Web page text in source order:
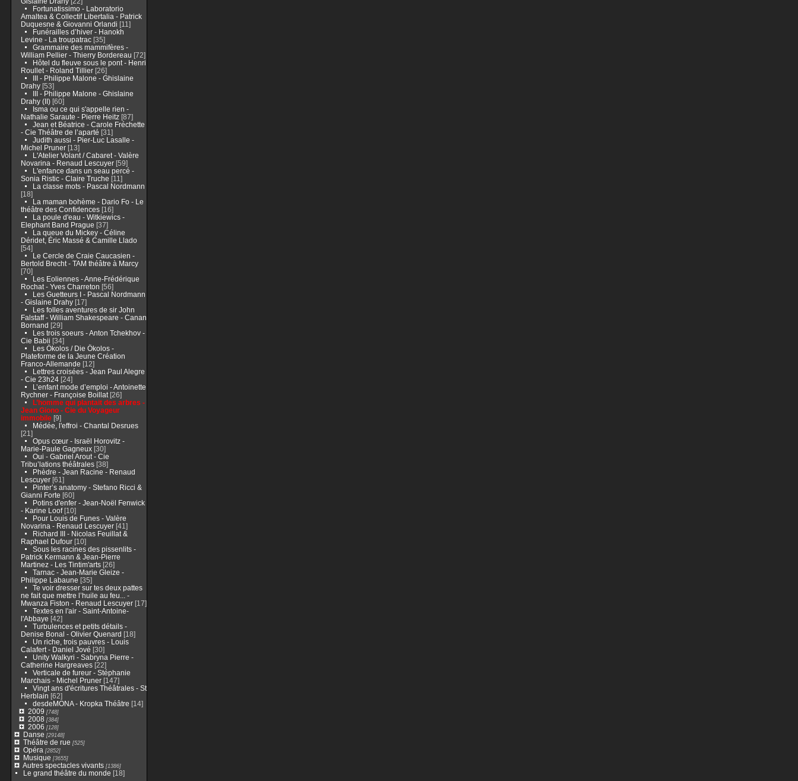
Fortunatissimo - Laboratorio
Amaltea & Collectif Libertalia - Patrick
Duquesne & Giovanni Orlandi [11]
Funérailles d’hiver - Hanokh
Levine - La troupatrac [35]
Grammaire des mammifères -
William Pellier - Thierry Bordereau [72]
Hôtel du fleuve sous le pont - Henri
Roullet - Roland Tillier[26]
III - Philippe Malone - Ghislaine
Drahy[53]
III - Philippe Malone - Ghislaine
Drahy (II)[60]
Isma ou ce qui s'appelle rien -
Nathalie Saraute - Pierre Heitz[87]
Jean et Béatrice - Carole Fréchette
- Cie Théâtre de l’aparté [31]
Judith aussi - Pier-Luc Lasalle -
Michel Pruner[13]
L'Atelier Volant / Cabaret - Valère
Novarina - Renaud Lescuyer[59]
L'enfance dans un seau percé -
Sonia Ristic - Claire Truche [11]
La classe mots - Pascal Nordmann
[18]
La maman bohème - Dario Fo - Le
théâtre des Confidences[16]
La poule d'eau - Witkiewics -
Elephant Band Prague [37]
La queue du Mickey - Céline
Déridet, Éric Massé & Camille Llado
[54]
Le Cercle de Craie Caucasien -
Bertold Brecht - TAM théâtre à Marcy
[70]
Les Eoliennes - Anne-Frédérique
Rochat - Yves Charreton [56]
Les Guetteurs I - Pascal Nordmann
- Gislaine Drahy[17]
Les folles aventures de sir John
Falstaff - William Shakespeare - Canan
Bornand [29]
Les trois soeurs - Anton Tchekhov -
Cie Babii [34]
Les Ökolos / Die Ökolos -
Plateforme de la Jeune Création
Franco-Allemande [12]
Lettres croisées - Jean Paul Alegre
- Cie 23h24[24]
L’enfant mode d’emploi - Antoinette
Rychner - Françoise Boillat[26]
L’homme qui plantait des arbres -
Jean Giono - Cie du Voyageur
immobile[9]
Médée, l'effroi - Chantal Desrues
[21]
Opus cœur - Israël Horovitz -
Marie-Paule Gagneux[30]
Oui - Gabriel Arout - Cie
Tribu’lations théâtrales[38]
Phèdre - Jean Racine - Renaud
Lescuyer[61]
Pinter’s anatomy - Stefano Ricci &
Gianni Forte [60]
Potins d'enfer - Jean-Noël Fenwick
- Karine Loof[10]
Pour Louis de Funes - Valère
Novarina - Renaud Lescuyer[41]
Richard III - Nicolas Feuillat &
Raphael Dufour[10]
Sous les racines des pissenlits -
Patrick Kermann & Jean-Pierre
Martinez - Les Tintim'arts[26]
Tarnac - Jean-Marie Gleize -
Philippe Labaune [35]
Te voir dresser sur tes deux pattes
ne fait que mettre l’huile au feu... -
Mwanza Fiston - Renaud Lescuyer[17]
Textes en l'air - Saint-Antoine-
l'Abbaye [42]
Turbulences et petits détails -
Denise Bonal - Olivier Quenard [18]
Un riche, trois pauvres - Louis
Calafert - Daniel Jové [30]
Unity Walkyri - Sabryna Pierre -
Catherine Hargreaves[22]
Verticale de fureur - Stéphanie
Marchais - Michel Pruner[147]
Vingt ans d'écritures Théâtrales - St
Herblain [62]
desdeMONA - Kropka Théâtre [14]
2009 [748]
2008 [384]
2006 [128]
Danse [29148]
Théâtre de rue [525]
Opéra [2852]
Musique [3655]
Autres spectacles vivants[1386]
Le grand théâtre du monde [18]